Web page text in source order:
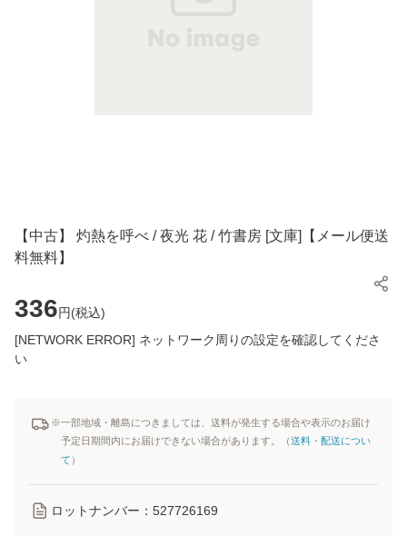
【中古】 灼熱を呼べ / 夜光 花 / 竹書房 [文庫]【メール便送
料無料】
336円(税込)
[NETWORK ERROR] ネットワーク周りの設定を確認してくださ
い
※一部地域・離島につきましては、送料が発生する場合や表示のお届け
予定日期間内にお届けできない場合があります。（送料・配送につい
て ）
ロットナンバー： 527726169